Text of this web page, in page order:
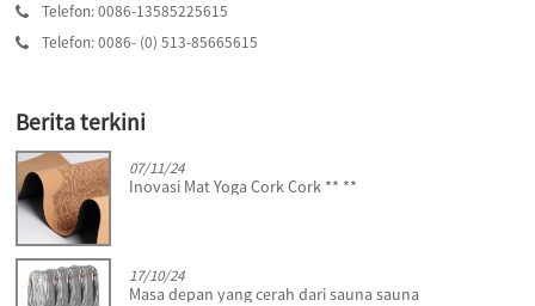
Telefon: 0086-13585225615
Telefon: 0086- (0) 513-85665615
Berita terkini
07/11/24
Inovasi Mat Yoga Cork Cork ** **
17/10/24
Masa depan yang cerah dari sauna sauna